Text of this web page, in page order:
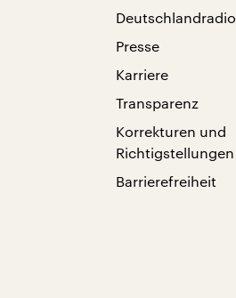
Deutschlandradio
Presse
Karriere
Transparenz
Korrekturen und
Richtigstellungen
Barrierefreiheit